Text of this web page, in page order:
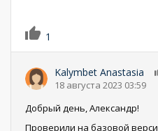
1
Kalymbet Anastasia
18 августа 2023 03:59
Добрый день, Александр!
Проверили на базовой